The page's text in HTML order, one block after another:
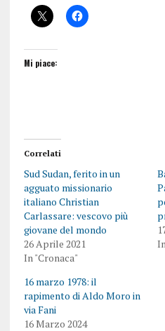
Mi piace:
Correlati
Sud Sudan, ferito in un
agguato missionario
italiano Christian
Carlassare: vescovo più
giovane del mondo
26 Aprile 2021
In "Cronaca"
16 marzo 1978: il
rapimento di Aldo Moro in
via Fani
16 Marzo 2024